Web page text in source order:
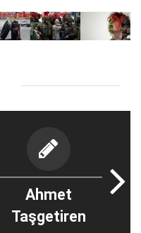
Ahmet
Taşgetiren